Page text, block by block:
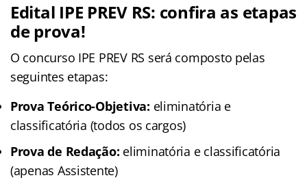
Edital IPE PREV RS: confira as etapas
de prova!
O concurso IPE PREV RS será composto pelas
seguintes etapas:
Prova Teórico-Objetiva: eliminatória e
classificatória (todos os cargos)
Prova de Redação: eliminatória e classificatória
(apenas Assistente)